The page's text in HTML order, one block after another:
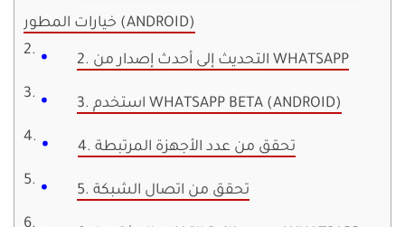
خيارات المطور (ANDROID)
2. التحديث إلى أحدث إصدار من WHATSAPP
3. استخدم WHATSAPP BETA (ANDROID)
4. تحقق من عدد الأجهزة المرتبطة
5. تحقق من اتصال الشبكة